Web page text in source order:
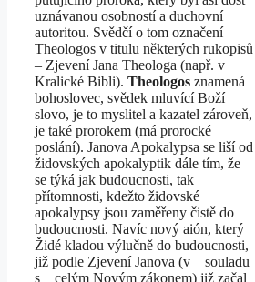
uznávanou osobností a duchovní
autoritou. Svědčí o tom označení
Theologos v titulu některých rukopisů
– Zjevení Jana Theologa (např. v
Kralické Bibli). Theologos znamená
bohoslovec, svědek mluvící Boží
slovo, je to myslitel a kazatel zároveň,
je také prorokem (má prorocké
poslání). Janova Apokalypsa se liší od
židovských apokalyptik dále tím, že
se týká jak budoucnosti, tak
přítomnosti, kdežto židovské
apokalypsy jsou zaměřeny čistě do
budoucnosti. Navíc nový aión, který
Židé kladou výlučně do budoucnosti,
již podle Zjevení Janova (v souladu
s celým Novým zákonem) již začal